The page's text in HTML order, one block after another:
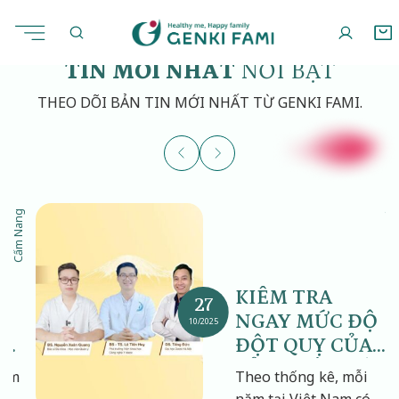
đến
TIN MỚI NHẤT NỔI BẬT
THEO DÕI BẢN TIN MỚI NHẤT TỪ GENKI FAMI.
Cẩm Nang
27
10/2025
KIỂM TRA
NGAY MỨC ĐỘ
ĐỘT QUỴ CỦA
BẢN THÂN VỚI
BÀI TEST 5 CÂU
Theo thống kê, mỗi